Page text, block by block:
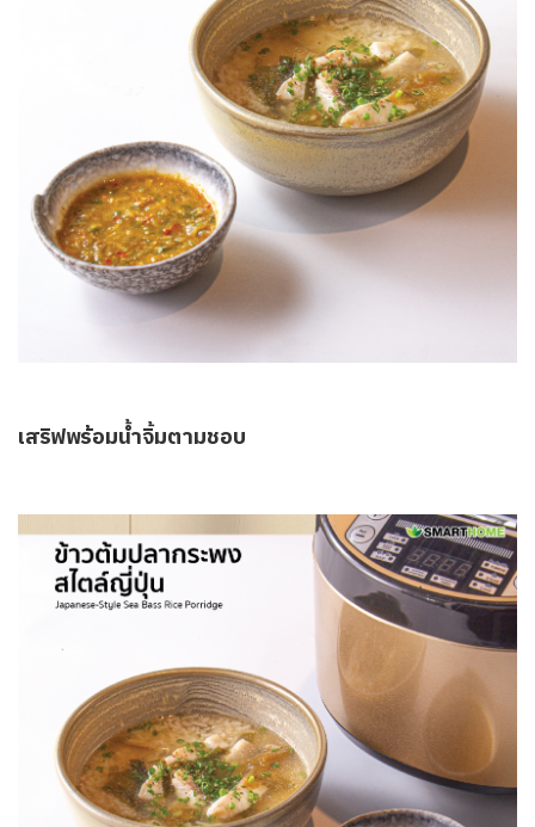
เสริฟพร้อมน้ำจิ้มตามชอบ